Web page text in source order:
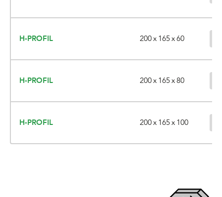
H-PROFIL 200 x 165 x 60
H-PROFIL 200 x 165 x 80
H-PROFIL 200 x 165 x 100